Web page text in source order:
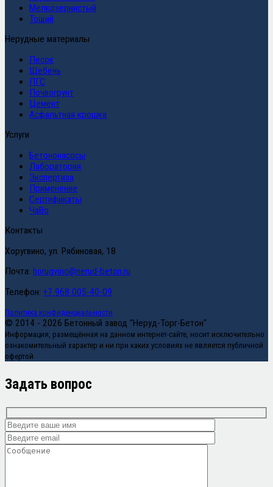
Мелкозернистый
Тощий
Нерудные материалы
Песок
Щебень
ПГС
Почвогрунт
Цемент
Асфальтная крошка
Услуги
Бетононасосы
Лаборатория
Экспертиза
Применение
Сертификаты
ЧаВо
Контакты
Хоругвино, ул. Рябиновая, 18
Почта: horugvino@nerud-beton.ru
Телефон: +7 968 005-40-09
Политика конфиденциальности
© 2014 - 2026 Бетонный завод "Неруд-Торг-Бетон"
Информация, размещённая на данном интернет-сайте, носит исключительно
ознакомительный характер и ни при каких условиях не является публичной
офертой
Задать вопрос